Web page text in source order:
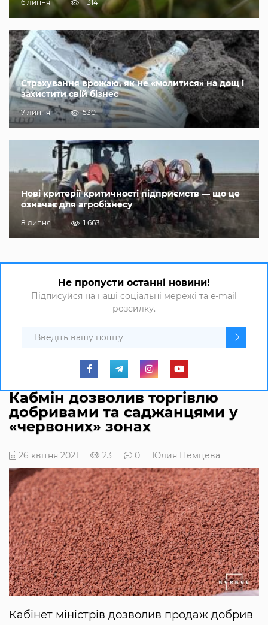
6 липня 1 314
Страхування врожаю, як не «молитися» на дощ і
захистити свій бізнес
7 липня 530
Нові критерії критичності підприємств — що це
означає для агробізнесу
8 липня 1 663
Не пропусти останні новини!
Підписуйся на наші соціальні мережі та e-mail
розсилку.
Кабмін дозволив торгівлю
добривами та саджанцями у
«червоних» зонах
26 квітня 2021 23 0 Юлия Немцева
Кабінет міністрів дозволив продаж добрив